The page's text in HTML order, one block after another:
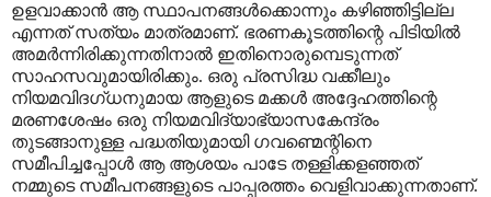
ഉളവാക്കാൻ ആ സ്ഥാപനങ്ങൾക്കൊന്നും കഴിഞ്ഞിട്ടില്ല
എന്നത് സത്യം മാത്രമാണ്. ഭരണകൂടത്തിന്റെ പിടിയിൽ
അമർന്നിരിക്കുന്നതിനാൽ ഇതിനൊരുമ്പെടുന്നത്
സാഹസവുമായിരിക്കും. ഒരു പ്രസിദ്ധ വക്കീലും
നിയമവിദഗ്ധനുമായ ആളുടെ മക്കൾ അദ്ദേഹത്തിന്റെ
മരണശേഷം ഒരു നിയമവിദ്യാഭ്യാസകേന്ദ്രം
തുടങ്ങാനുള്ള പദ്ധതിയുമായി ഗവണ്മെന്റിനെ
സമീപിച്ചപ്പോൾ ആ ആശയം പാടേ തള്ളിക്കളഞ്ഞത്
നമ്മുടെ സമീപനങ്ങളുടെ പാപ്പരത്തം വെളിവാക്കുന്നതാണ്.